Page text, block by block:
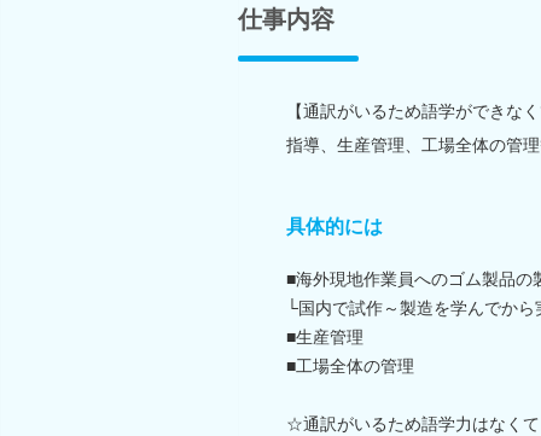
仕事内容
【通訳がいるため語学ができな
指導、生産管理、工場全体の管
具体的には
■海外現地作業員へのゴム製品の
└国内で試作～製造を学んでから
■生産管理
■工場全体の管理
☆通訳がいるため語学力はなく